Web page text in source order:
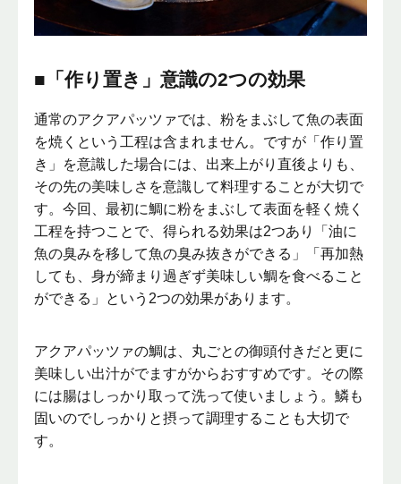
■「作り置き」意識の2つの効果
通常のアクアパッツァでは、粉をまぶして魚の表面
を焼くという工程は含まれません。ですが「作り置
き」を意識した場合には、出来上がり直後よりも、
その先の美味しさを意識して料理することが大切で
す。今回、最初に鯛に粉をまぶして表面を軽く焼く
工程を持つことで、得られる効果は2つあり「油に
魚の臭みを移して魚の臭み抜きができる」「再加熱
しても、身が締まり過ぎず美味しい鯛を食べること
ができる」という2つの効果があります。
アクアパッツァの鯛は、丸ごとの御頭付きだと更に
美味しい出汁がでますがからおすすめです。その際
には腸はしっかり取って洗って使いましょう。鱗も
固いのでしっかりと摂って調理することも大切で
す。